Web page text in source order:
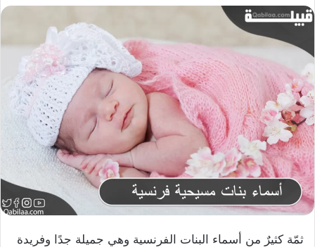
ثمّة كثيرٌ من أسماء البنات الفرنسية وهي جميلة جدًا وفريدة